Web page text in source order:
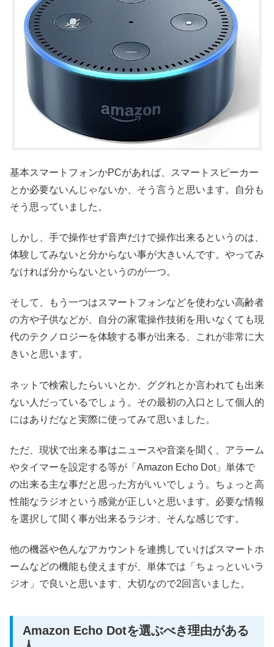
基本スマートフォンかPCがあれば、スマートスピーカー
とか必要ないんじゃないか、そう言うと思います。自分も
そう思っていました。
しかし、手で操作せず音声だけで操作出来るというのは、
体験してみないと分からない事が大きいんです。やってみ
なければ分からないというのが一つ。
そして、もう一つはスマートフォンなどを使わない高齢者
の方や子供などが、自分の家電操作技術を用いなくても現
代のテクノロジーを体験する事が出来る、これが非常に大
きいと思います。
ネットで検索したらいいとか、ググれとか言われても出来
ない人だっているでしょう。その最初の入口として個人的
にはありだなと実際に使ってみて思いました。
ただ、現状で出来る事はニュースや音楽を聞く、アラーム
やタイマーを設定する等が「Amazon Echo Dot」単体で
の出来る主な事だと思った方がいいでしょう。ちょっと高
性能なラジオという感覚が正しいと思います。必要な情報
を選択して聞く事が出来るラジオ、そんな感じです。
他の機器や色んなアカウントを連携していけばスマートホ
ームなどの機能も使えますが、単体では「ちょっといいラ
ジオ」で良いと思います、大切なので2回言いました。
Amazon Echo Dotを選ぶべき理由がある